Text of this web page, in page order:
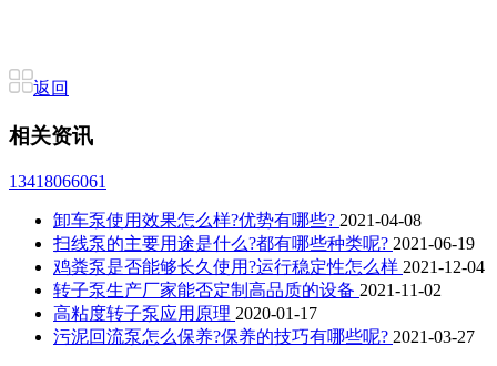
返回
相关资讯
13418066061
卸车泵使用效果怎么样?优势有哪些? 2021-04-08
扫线泵的主要用途是什么?都有哪些种类呢? 2021-06-19
鸡粪泵是否能够长久使用?运行稳定性怎么样 2021-12-04
转子泵生产厂家能否定制高品质的设备 2021-11-02
高粘度转子泵应用原理 2020-01-17
污泥回流泵怎么保养?保养的技巧有哪些呢? 2021-03-27